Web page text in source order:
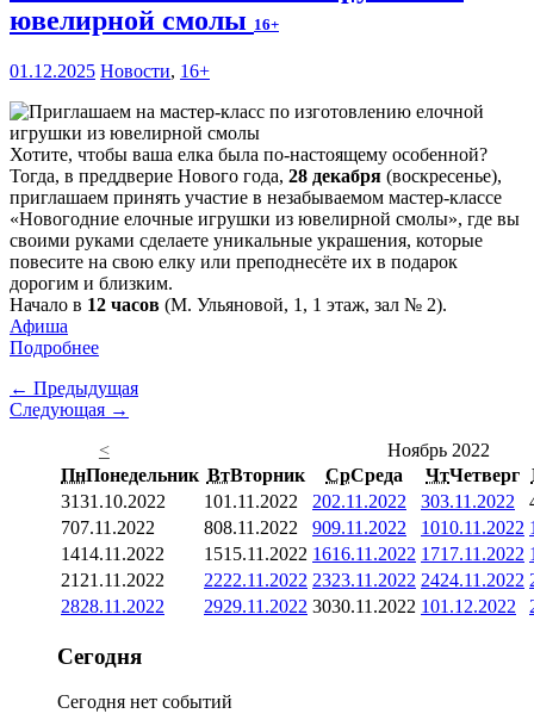
ювелирной смолы 16+
01.12.2025 Новости, 16+
Хотите, чтобы ваша елка была по-настоящему особенной?
Тогда, в преддверие Нового года, 28 декабря (воскресенье),
приглашаем принять участие в незабываемом мастер-классе
«Новогодние елочные игрушки из ювелирной смолы», где вы
своими руками сделаете уникальные украшения, которые
повесите на свою елку или преподнесёте их в подарок
дорогим и близким.
Начало в 12 часов (М. Ульяновой, 1, 1 этаж, зал № 2).
Афиша
Подробнее
← Предыдущая
Следующая →
<
Ноябрь 2022
ПнПонедельник ВтВторник СрСреда ЧтЧетверг
3131.10.2022 101.11.2022 202.11.2022 303.11.2022
707.11.2022 808.11.2022 909.11.2022 1010.11.2022
1414.11.2022 1515.11.2022 1616.11.2022 1717.11.2022
21 21.11.2022 2222.11.2022 2323.11.2022 2424.11.2022
2828.11.2022 2929.11.2022 3030.11.2022 101.12.2022
Сегодня
Сегодня нет событий